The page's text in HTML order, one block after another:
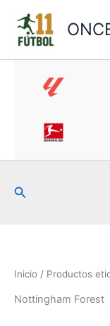
contenido
Buscar
Inicio / Productos
Nottingham Forest